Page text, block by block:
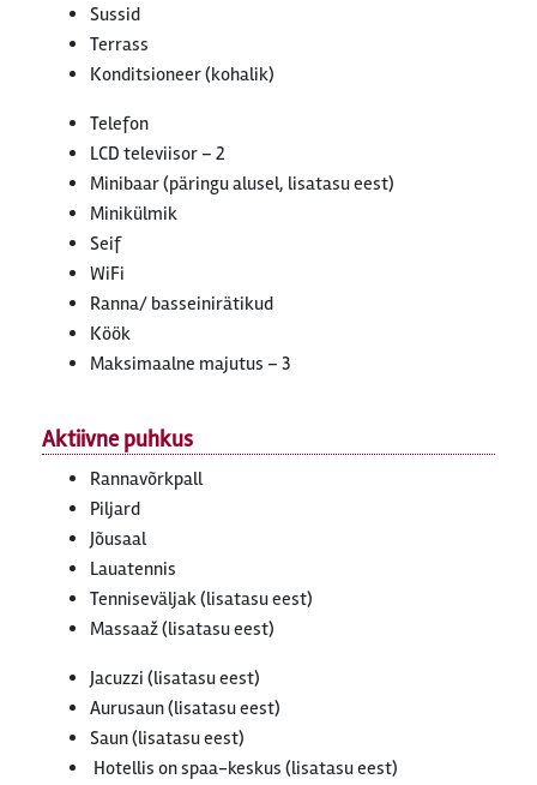
Sussid
Terrass
Konditsioneer (kohalik)
Telefon
LCD televiisor – 2
Minibaar (päringu alusel, lisatasu eest)
Minikülmik
Seif
WiFi
Ranna/ basseinirätikud
Köök
Maksimaalne majutus – 3
Aktiivne puhkus
Rannavõrkpall
Piljard
Jõusaal
Lauatennis
Tenniseväljak (lisatasu eest)
Massaaž (lisatasu eest)
Jacuzzi (lisatasu eest)
Aurusaun (lisatasu eest)
Saun (lisatasu eest)
Hotellis on spaa-keskus (lisatasu eest)